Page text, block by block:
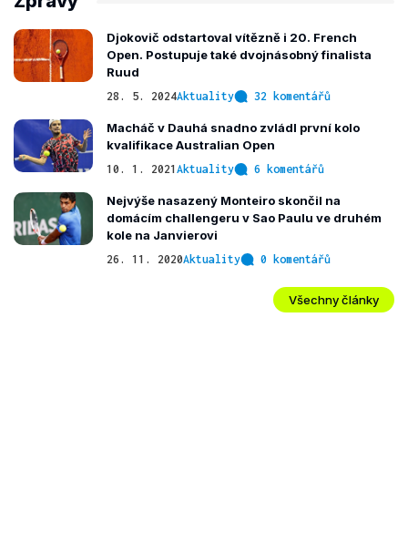
Djokovič odstartoval vítězně i 20. French
Open. Postupuje také dvojnásobný finalista
Ruud
28. 5. 2024Aktuality 32 komentářů
Macháč v Dauhá snadno zvládl první kolo
kvalifikace Australian Open
10. 1. 2021Aktuality 6 komentářů
Nejvýše nasazený Monteiro skončil na
domácím challengeru v Sao Paulu ve druhém
kole na Janvierovi
26. 11. 2020Aktuality 0 komentářů
Všechny články